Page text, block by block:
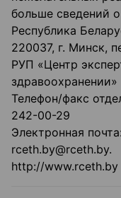
больше сведений
Республика
220037, г. Минск,
РУП «Центр
здравоохранении»
Телефон/факс
242-00-29
Электронная
rceth.by@rceth.by.
http://www.rceth.by